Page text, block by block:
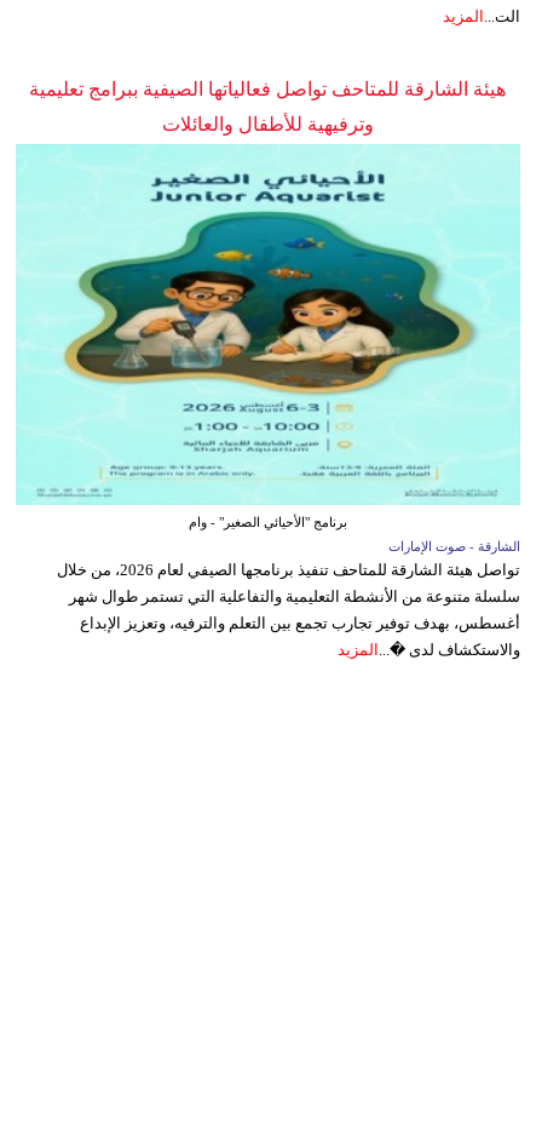
الت... المزيد
هيئة الشارقة للمتاحف تواصل فعالياتها الصيفية ببرامج تعليمية
وترفيهية للأطفال والعائلات
برنامج "الأحيائي الصغير" - وام
الشارقة - صوت الإمارات
تواصل هيئة الشارقة للمتاحف تنفيذ برنامجها الصيفي لعام 2026، من خلال
سلسلة متنوعة من الأنشطة التعليمية والتفاعلية التي تستمر طوال شهر
أغسطس، بهدف توفير تجارب تجمع بين التعلم والترفيه، وتعزيز الإبداع
والاستكشاف لدى �... المزيد